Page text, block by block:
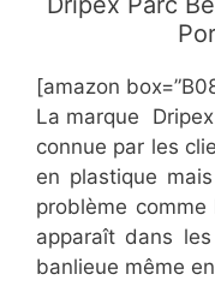
[amazon
La marque
connue par les
en plastique
problème
apparaît dans
banlieue même